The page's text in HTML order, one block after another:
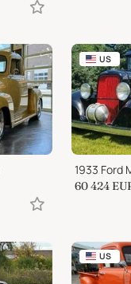
US
60 424
US